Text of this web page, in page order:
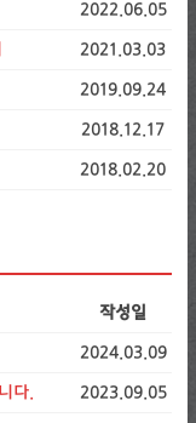
2022.06.05
2021.03.03
2019.09.24
2018.12.17
2018.02.20
작성일
2024.03.09
다. 2023.09.05